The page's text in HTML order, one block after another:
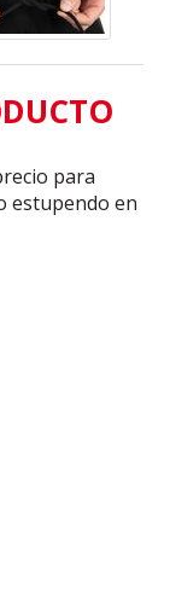
para
estupendo en